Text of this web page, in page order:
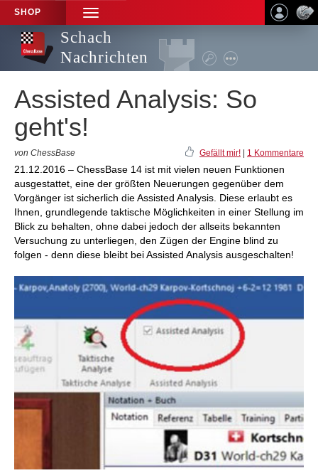
SHOP
TOGGLE
NAVIGATION
Schach
Nachrichten
Assisted Analysis: So
geht's!
von ChessBase Gefällt mir! 1 Kommentare
21.12.2016 – ChessBase 14 ist mit vielen neuen Funktionen
ausgestattet, eine der größten Neuerungen gegenüber dem
Vorgänger ist sicherlich die Assisted Analysis. Diese erlaubt es
Ihnen, grundlegende taktische Möglichkeiten in einer Stellung im
Blick zu behalten, ohne dabei jedoch der allseits bekannten
Versuchung zu unterliegen, den Zügen der Engine blind zu
folgen - denn diese bleibt bei Assisted Analysis ausgeschalten!